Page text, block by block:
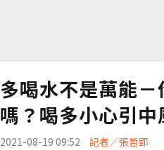
多喝水不是萬能
嗎？喝多小心引中
2021-08-19 09:52 記者／張哲郢